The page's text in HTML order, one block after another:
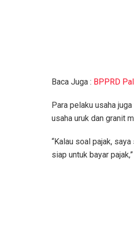
Baca Juga : BPPRD
Para pelaku usaha
usaha uruk dan granit
“Kalau soal pajak,
siap untuk bayar